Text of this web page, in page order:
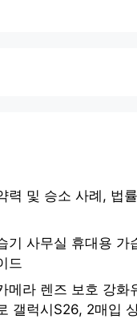
력 및 승소 사례, 법
기 사무실 휴대용 가
드
메라 렌즈 보호 강화
갤럭시S26, 2매입